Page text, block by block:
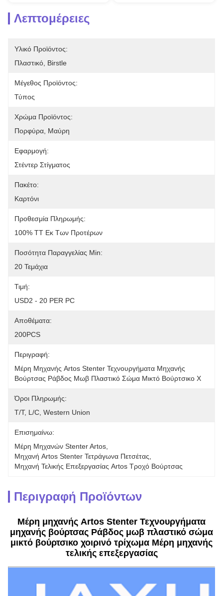
Λεπτομέρειες
Υλικό Προϊόντος:
Πλαστικό, Birstle
Μέγεθος Προϊόντος:
Τύπος
Χρώμα Προϊόντος:
Πορφύρα, Μαύρη
Εφαρμογή:
Στέντερ Στίγματος
Πακέτο:
Καρτόνι
Προθεσμία Πληρωμής:
100% TT Εκ Των Προτέρων
Ποσότητα Παραγγελίας Min:
20 Τεμάχια
Τιμή:
USD2 - 20 PER PC
Αποθέματα:
200PCS
Περιγραφή:
Μέρη Μηχανής Artos Stenter Τεχνουργήματα Μηχανής
Βούρτσας Ράβδος Μωβ Πλαστικό Σώμα Μικτό Βούρτσικο Χ
Όροι Πληρωμής:
T/T, L/C, Western Union
Επισημαίνω:
Μέρη Μηχανών Stenter Artos
Μηχανή Artos Stenter Τετράγωνα Πετσέτας
Μηχανή Τελικής Επεξεργασίας Artos Τροχό Βούρτσας
Περιγραφή Προϊόντων
Μέρη μηχανής Artos Stenter Τεχνουργήματα
μηχανής βούρτσας Ράβδος μωβ πλαστικό σώμα
μικτό βούρτσικο χοιρινό τρίχωμα Μέρη μηχανής
τελικής επεξεργασίας